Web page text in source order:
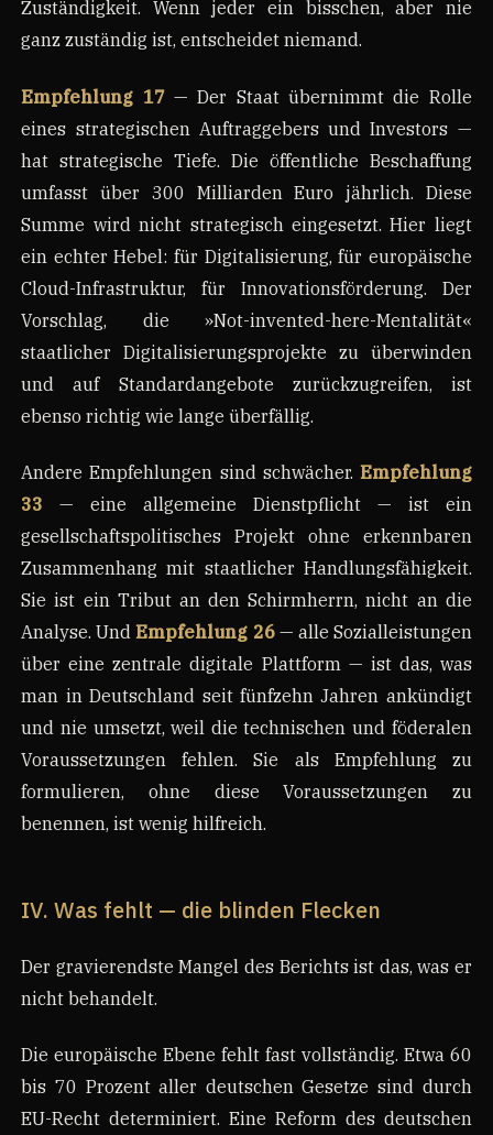
Zuständigkeit. Wenn jeder ein bisschen, aber nie
ganz zuständig ist, entscheidet niemand.
Empfehlung 17— Der Staat übernimmt die Rolle
eines strategischen Auftraggebers und Investors —
hat strategische Tiefe. Die öffentliche Beschaffung
umfasst über 300 Milliarden Euro jährlich. Diese
Summe wird nicht strategisch eingesetzt. Hier liegt
ein echter Hebel: für Digitalisierung, für europäische
Cloud-Infrastruktur, für Innovationsförderung. Der
Vorschlag, die »Not-invented-here-Mentalität«
staatlicher Digitalisierungsprojekte zu überwinden
und auf Standardangebote zurückzugreifen, ist
ebenso richtig wie lange überfällig.
Andere Empfehlungen sind schwächer. Empfehlung
33 — eine allgemeine Dienstpflicht — ist ein
gesellschaftspolitisches Projekt ohne erkennbaren
Zusammenhang mit staatlicher Handlungsfähigkeit.
Sie ist ein Tribut an den Schirmherrn, nicht an die
Analyse. UndEmpfehlung 26— alle Sozialleistungen
über eine zentrale digitale Plattform — ist das, was
man in Deutschland seit fünfzehn Jahren ankündigt
und nie umsetzt, weil die technischen und föderalen
Voraussetzungen fehlen. Sie als Empfehlung zu
formulieren, ohne diese Voraussetzungen zu
benennen, ist wenig hilfreich.
IV. Was fehlt — die blinden Flecken
Der gravierendste Mangel des Berichts ist das, was er
nicht behandelt.
Die europäische Ebene fehlt fast vollständig. Etwa 60
bis 70 Prozent aller deutschen Gesetze sind durch
EU-Recht determiniert. Eine Reform des deutschen